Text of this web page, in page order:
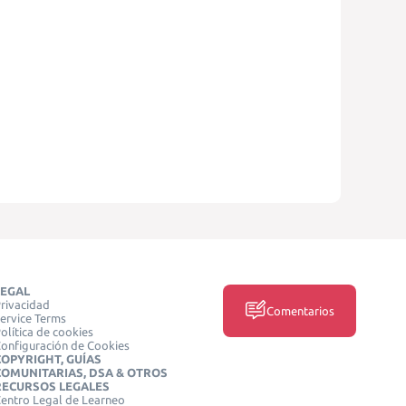
Terms
de cookies
de Cookies
GUÍAS
DSA & OTROS
LEGALES
Legal de Learneo
Comentarios